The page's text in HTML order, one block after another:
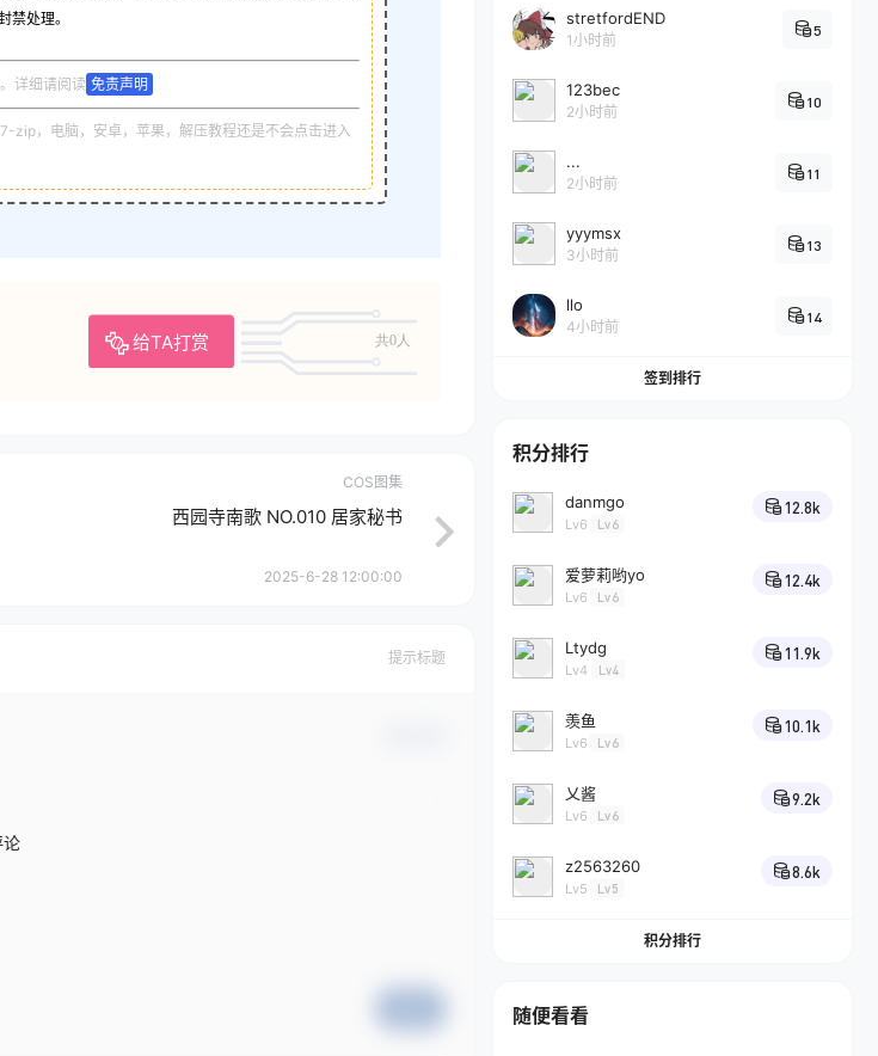
禁处理。
详细请阅读 免责声明
zip，电脑，安卓，苹果，解压教程还是不会点击进入
给TA打赏 共0人
COS图集
西园寺南歌 NO.010 居家秘书
2025-6-28 12:00:00
提示标题
论
stretfordEND
1小时前
5
123bec
2小时前
10
...
2小时前
11
yyymsx
3小时前
13
llo
4小时前
14
签到排行
积分排行
danmgo
Lv6 Lv6
12.8k
爱萝莉哟yo
Lv6 Lv6
12.4k
Ltydg
Lv4 Lv4
11.9k
羡鱼
Lv6 Lv6
10.1k
乂酱
Lv6 Lv6
9.2k
z2563260
Lv5 Lv5
8.6k
积分排行
随便看看